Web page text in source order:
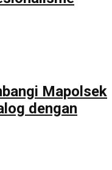
Mapolsek
dengan